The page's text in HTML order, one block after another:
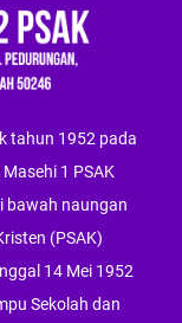
tahun 1952 pada
1 PSAK
bawah naungan
(PSAK)
14 Mei 1952
Sekolah dan